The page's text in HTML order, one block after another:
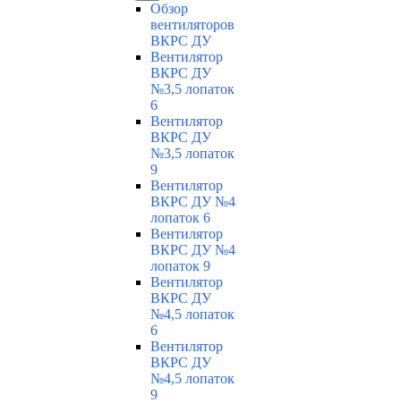
Обзор
вентиляторов
ВКРС ДУ
Вентилятор
ВКРС ДУ
№3,5 лопаток
6
Вентилятор
ВКРС ДУ
№3,5 лопаток
9
Вентилятор
ВКРС ДУ №4
лопаток 6
Вентилятор
ВКРС ДУ №4
лопаток 9
Вентилятор
ВКРС ДУ
№4,5 лопаток
6
Вентилятор
ВКРС ДУ
№4,5 лопаток
9